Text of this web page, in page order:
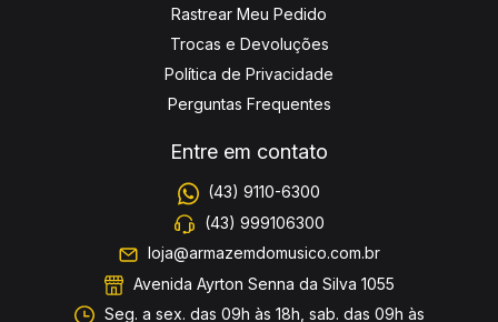
Rastrear Meu Pedido
Trocas e Devoluções
Política de Privacidade
Perguntas Frequentes
Entre em contato
(43) 9110-6300
(43) 999106300
loja@armazemdomusico.com.br
Avenida Ayrton Senna da Silva 1055
Seg. a sex. das 09h às 18h, sab. das 09h às